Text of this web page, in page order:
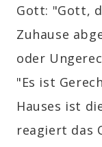
Gott: "Gott,
Zuhause
oder
"Es ist
Hauses ist
reagiert das